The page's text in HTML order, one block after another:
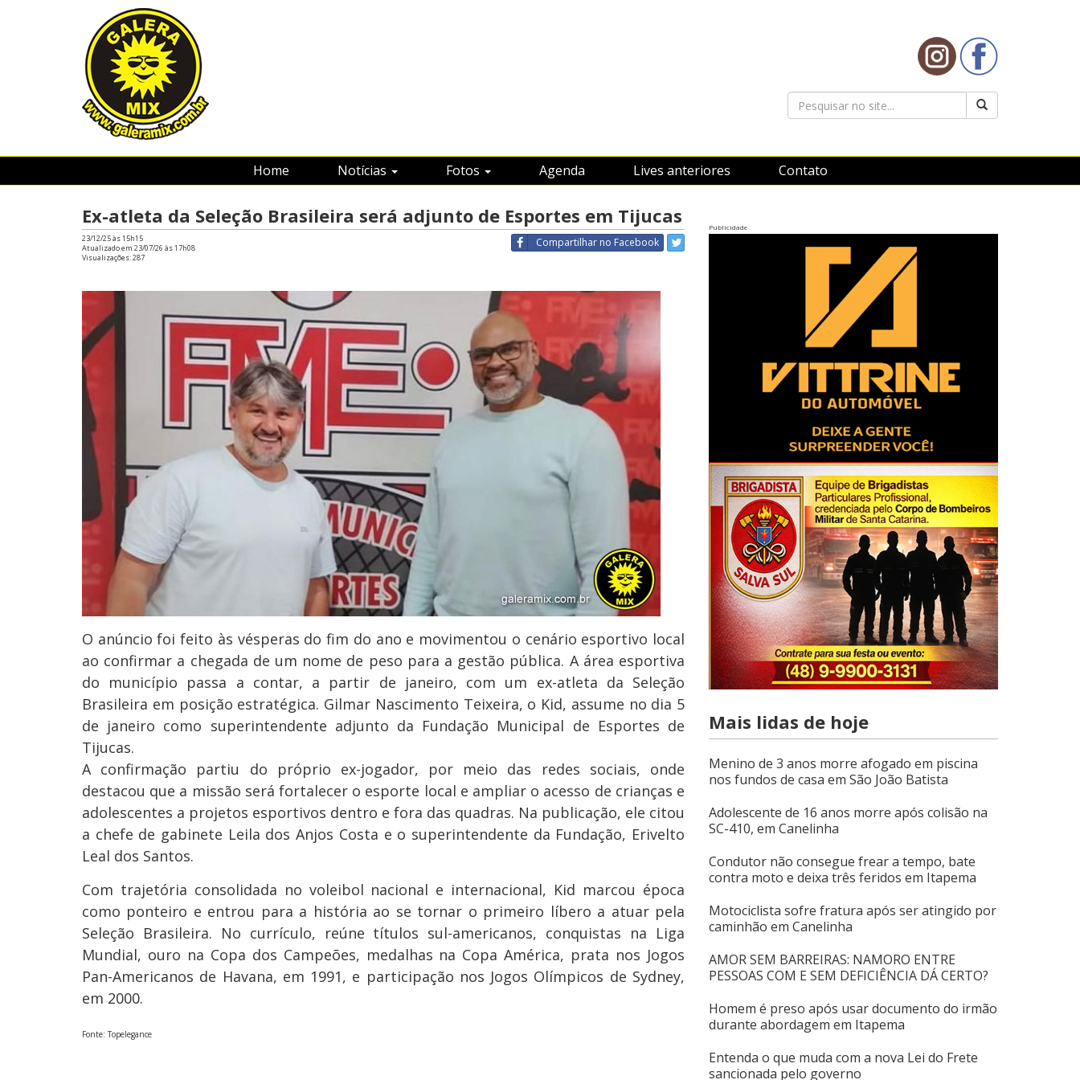
Home Notícias Fotos Agenda Lives anteriores Contato
Ex-atleta da Seleção Brasileira será adjunto de Esportes em Tijucas
Compartilhar no Facebook
23/12/25 às 15h15
Atualizado em 23/07/26 às 17h08
Visualizações:287
O anúncio foi feito às vésperas do fim do ano e movimentou o cenário esportivo local
ao confirmar a chegada de um nome de peso para a gestão pública. A área esportiva
do município passa a contar, a partir de janeiro, com um ex-atleta da Seleção
Brasileira em posição estratégica. Gilmar Nascimento Teixeira, o Kid, assume no dia 5
de janeiro como superintendente adjunto da Fundação Municipal de Esportes de
Tijucas.
A confirmação partiu do próprio ex-jogador, por meio das redes sociais, onde
destacou que a missão será fortalecer o esporte local e ampliar o acesso de crianças e
adolescentes a projetos esportivos dentro e fora das quadras. Na publicação, ele citou
a chefe de gabinete Leila dos Anjos Costa e o superintendente da Fundação, Erivelto
Leal dos Santos.
Com trajetória consolidada no voleibol nacional e internacional, Kid marcou época
como ponteiro e entrou para a história ao se tornar o primeiro líbero a atuar pela
Seleção Brasileira. No currículo, reúne títulos sul-americanos, conquistas na Liga
Mundial, ouro na Copa dos Campeões, medalhas na Copa América, prata nos Jogos
Pan-Americanos de Havana, em 1991, e participação nos Jogos Olímpicos de Sydney,
em 2000.
Fonte: Topelegance
Publicidade
Mais lidas de hoje
Menino de 3 anos morre afogado em piscina
nos fundos de casa em São João Batista
Adolescente de 16 anos morre após colisão na
SC-410, em Canelinha
Condutor não consegue frear a tempo, bate
contra moto e deixa três feridos em Itapema
Motociclista sofre fratura após ser atingido por
caminhão em Canelinha
AMOR SEM BARREIRAS: NAMORO ENTRE
PESSOAS COM E SEM DEFICIÊNCIA DÁ CERTO?
Homem é preso após usar documento do irmão
durante abordagem em Itapema
Entenda o que muda com a nova Lei do Frete
sancionada pelo governo